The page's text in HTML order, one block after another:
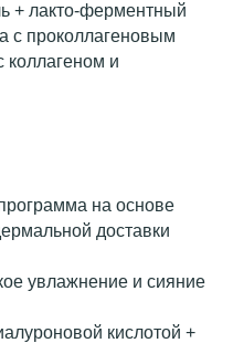
+ лакто-ферментный
с проколлагеновым
коллагеном и
на основе
доставки
увлажнение и сияние
кислотой +